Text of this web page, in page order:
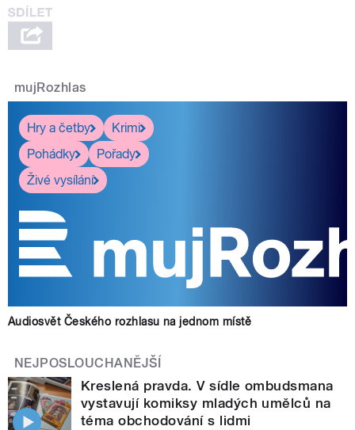
mujRozhlas
Hry a četby
Krimi
Pohádky
Pořady
Živé vysílání
Audiosvět Českého rozhlasu na jednom místě
NEJPOSLOUCHANĚJŠÍ
Kreslená pravda. V sídle ombudsmana
vystavují komiksy mladých umělců na
téma obchodování s lidmi